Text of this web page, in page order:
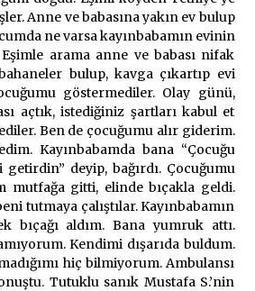
Anne ve babasına yakın ev bulup
ne varsa kayınbabamın evinin
arama anne ve babası nifak
bulup, kavga çıkartıp evi
göstermediler. Olay günü,
açtık, istediğiniz şartları kabul et
Ben de çocuğumu alır giderim.
Kayınbabamda bana “Çocuğu
deyip, bağırdı. Çocuğumu
mutfağa gitti, elinde bıçakla geldi.
tutmaya çalıştılar. Kayınbabamın
bıçağı aldım. Bana yumruk attı.
Kendimi dışarıda buldum.
hiç bilmiyorum. Ambulansı
Tutuklu sanık Mustafa S.’nin